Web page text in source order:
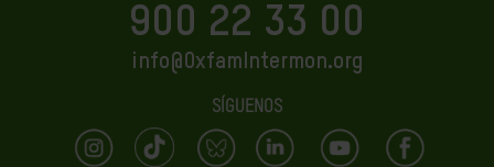
900 22 33 00
info@OxfamIntermon.org
SÍGUENOS